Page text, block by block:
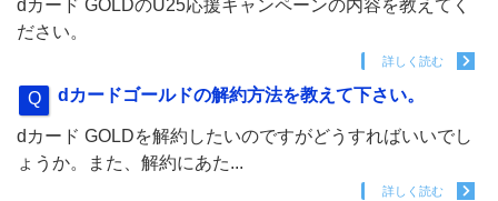
dカード GOLDのU25応援キャンペーンの内容を教えてく
ださい。
詳しく読む
dカードゴールドの解約方法を教えて下さい。
dカード GOLDを解約したいのですがどうすればいいでし
ょうか。また、解約にあた...
詳しく読む